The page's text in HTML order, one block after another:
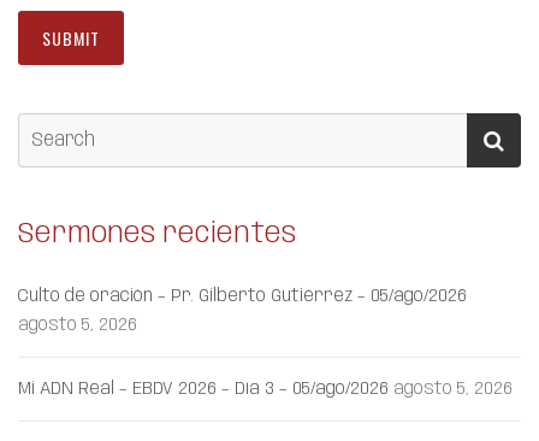
Sermones recientes
Culto de oración – Pr. Gilberto Gutiérrez – 05/ago/2026
agosto 5, 2026
Mi ADN Real – EBDV 2026 – Día 3 – 05/ago/2026 agosto 5, 2026